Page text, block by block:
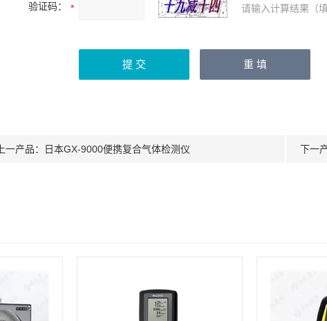
验证码： 请输入计算结果（
上一产品： 日本GX-9000便携复合气体检测仪 下一